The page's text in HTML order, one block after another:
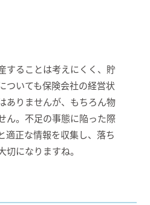
することは考えにくく、貯
ついても保険会社の経営状
ありませんが、もちろん物
ん。不足の事態に陥った際
適正な情報を収集し、落ち
切になりますね。